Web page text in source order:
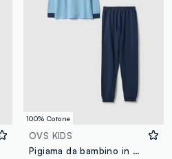
100% Cotone
OVS KIDS
Pigiama da bambino in puro cotone multicolor regular fit con stampa